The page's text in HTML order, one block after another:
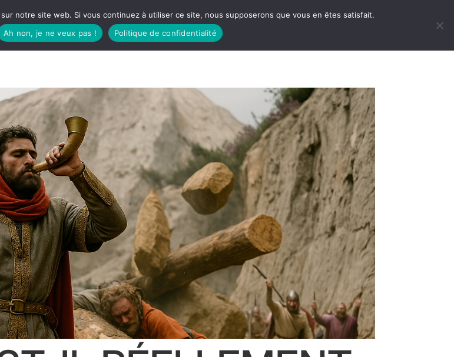
À MANGER CÔTÉ SORTIES GREEN LIFE
notre site web. Si vous continuez à utiliser ce site, nous supposerons que vous en êtes satisfait.
Ah non, je ne veux pas ! Politique de confidentialité